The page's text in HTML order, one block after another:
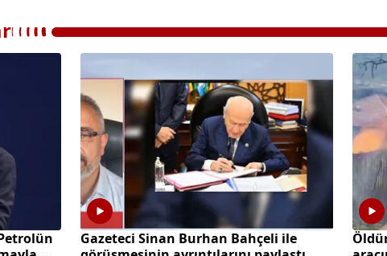
Gazeteci Sinan Burhan Bahçeli ile